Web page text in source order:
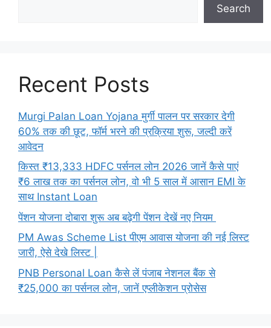
Search
Recent Posts
Murgi Palan Loan Yojana मुर्गी पालन पर सरकार देगी
60% तक की छूट, फॉर्म भरने की प्रक्रिया शुरू, जल्दी करें
आवेदन
किस्त ₹13,333 HDFC पर्सनल लोन 2026 जानें कैसे पाएं
₹6 लाख तक का पर्सनल लोन, वो भी 5 साल में आसान EMI के
साथ Instant Loan
पेंशन योजना दोबारा शुरू अब बढ़ेगी पेंशन देखें नए नियम
PM Awas Scheme List पीएम आवास योजना की नई लिस्ट
जारी, ऐसे देखे लिस्ट |
PNB Personal Loan कैसे लें पंजाब नेशनल बैंक से
₹25,000 का पर्सनल लोन, जानें एप्लीकेशन प्रोसेस